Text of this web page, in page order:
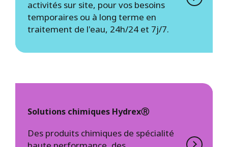
activités sur site, pour vos besoins
temporaires ou à long terme en
traitement de l'eau, 24h/24 et 7j/7.
Solutions chimiques HydrexⓇ
Des produits chimiques de spécialité